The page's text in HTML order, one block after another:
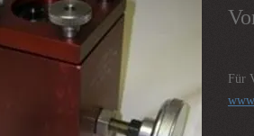
Für